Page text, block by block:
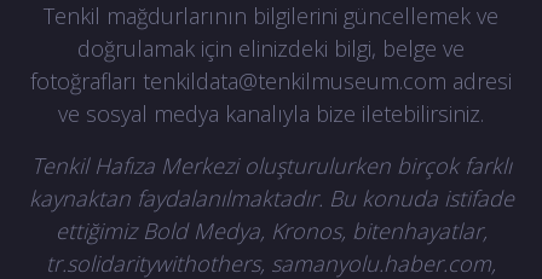
Tenkil mağdurlarının bilgilerini güncellemek ve
doğrulamak için elinizdeki bilgi, belge ve
fotoğrafları tenkildata@tenkilmuseum.com adresi
ve sosyal medya kanalıyla bize iletebilirsiniz.
Tenkil Hafıza Merkezi oluşturulurken birçok farklı
kaynaktan faydalanılmaktadır. Bu konuda istifade
ettiğimiz Bold Medya, Kronos, bitenhayatlar,
tr.solidaritywithothers, samanyolu.haber.com,